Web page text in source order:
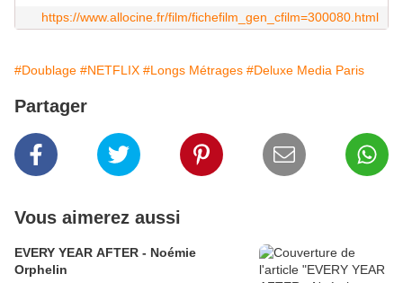
https://www.allocine.fr/film/fichefilm_gen_cfilm=300080.html
#Doublage #NETFLIX #Longs Métrages #Deluxe Media Paris
Partager
Vous aimerez aussi
EVERY YEAR AFTER - Noémie
Orphelin